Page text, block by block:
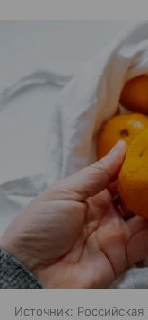
Источник: Российская